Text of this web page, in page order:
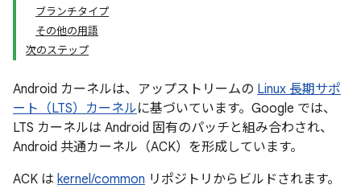
ブランチタイプ
その他の用語
次のステップ
Android カーネルは、アップストリームの Linux 長期サポ
ート（LTS）カーネルに基づいています。Google では、
LTS カーネルは Android 固有のパッチと組み合わされ、
Android 共通カーネル（ACK）を形成しています。
ACK は kernel/common リポジトリからビルドされます。